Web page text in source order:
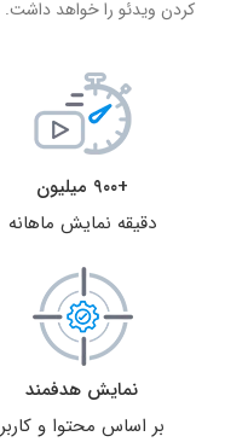
کردن ویدئو را خواهد داشت.
+۹۰۰ میلیون
دقیقه نمایش ماهانه
نمایش هدفمند
بر اساس محتوا و کاربر